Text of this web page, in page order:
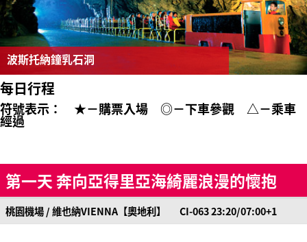
波斯托納鐘乳石洞
每日行程
符號表示： ★－購票入場 ◎－下車參觀 △－乘車
經過
第一天 奔向亞得里亞海綺麗浪漫的懷抱
桃園機場 / 維也納VIENNA【奧地利】 CI-063 23:20/07:00+1